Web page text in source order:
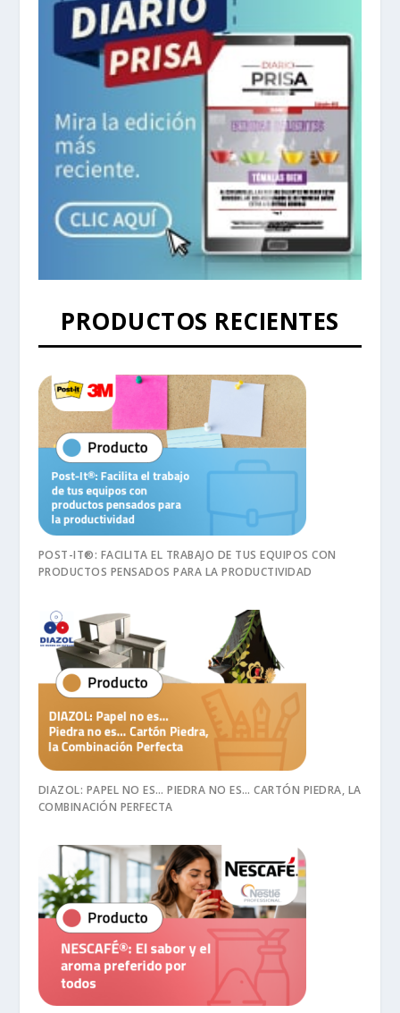
PRODUCTOS RECIENTES
POST-IT®: FACILITA EL TRABAJO DE TUS EQUIPOS CON
PRODUCTOS PENSADOS PARA LA PRODUCTIVIDAD
DIAZOL: PAPEL NO ES… PIEDRA NO ES… CARTÓN PIEDRA, LA
COMBINACIÓN PERFECTA